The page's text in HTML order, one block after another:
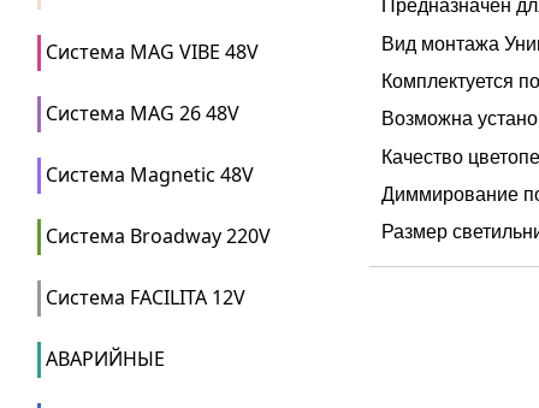
Система MAG VIBE 48V
Система MAG 26 48V
Система Magnetic 48V
Система Broadway 220V
Система FACILITA 12V
АВАРИЙНЫЕ
Предназначен
Вид монтажа
Комплектуется
Возможна
Качество
Диммирование
Размер